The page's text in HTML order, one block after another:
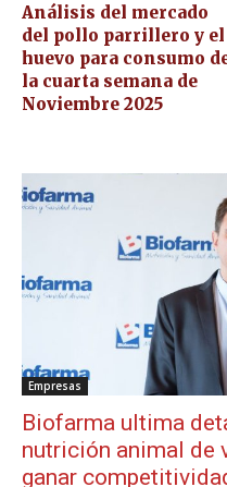
Análisis del mercado
del pollo parrillero y el
huevo para consumo
la cuarta semana de
Noviembre 2025
Empresas
Biofarma ultima
nutrición animal de
ganar